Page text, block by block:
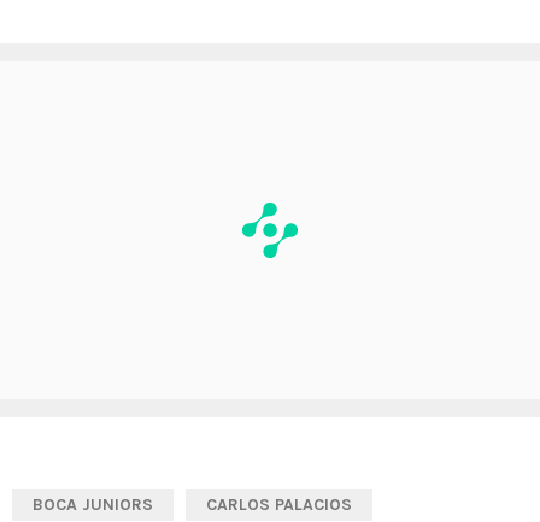
BOCA JUNIORS CARLOS PALACIOS